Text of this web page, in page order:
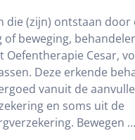
die (zijn) ontstaan door
of beweging,
Oefentherapie Cesar,
Deze erkende
vanuit de
en soms uit de
Bewegen